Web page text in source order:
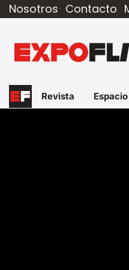
Nosotros Contacto
Revista Espacio